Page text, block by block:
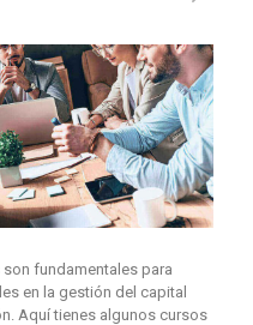
fundamentales para
en la gestión del capital
Aquí tienes algunos cursos